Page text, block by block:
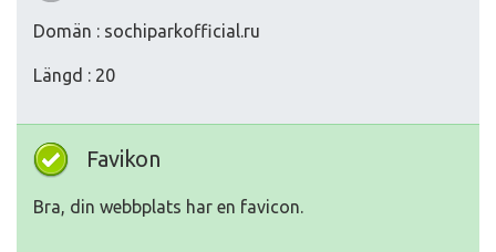
Domän : sochiparkofficial.ru
Längd : 20
Favikon
Bra, din webbplats har en favicon.